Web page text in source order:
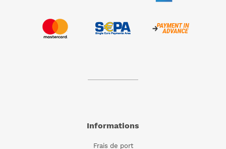
Informations
Frais de port